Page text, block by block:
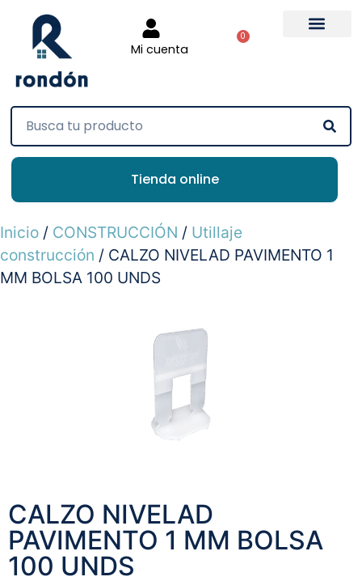
Mi cuenta
0
Tienda online
Inicio / CONSTRUCCIÓN / Utillaje
construcción / CALZO NIVELAD PAVIMENTO 1
MM BOLSA 100 UNDS
CALZO NIVELAD
PAVIMENTO 1 MM BOLSA
100 UNDS